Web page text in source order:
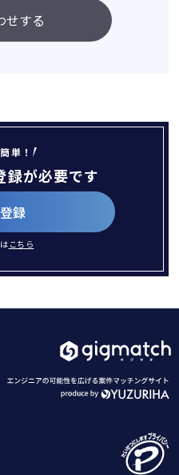
せする
単！
録が必要です
録
こちら